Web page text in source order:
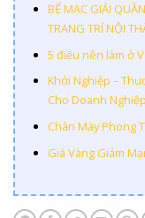
BẾ MẠC GIẢI
TRANG TRÍ NỘI
5 điều nên làm ở
Khởi Nghiệp –
Cho Doanh Nghiệp
Chân Mày Phong
Giá Vàng Giảm